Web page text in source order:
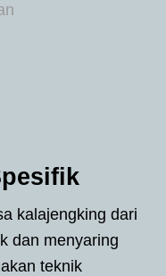
kalajengking dari
dan menyaring
teknik